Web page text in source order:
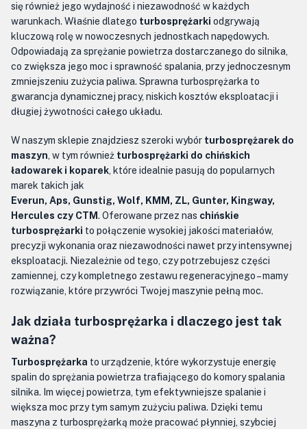
się również jego wydajność i niezawodność w każdych
warunkach. Właśnie dlatego turbosprężarki odgrywają
kluczową rolę w nowoczesnych jednostkach napędowych.
Odpowiadają za sprężanie powietrza dostarczanego do silnika,
co zwiększa jego moc i sprawność spalania, przy jednoczesnym
zmniejszeniu zużycia paliwa. Sprawna turbosprężarka to
gwarancja dynamicznej pracy, niskich kosztów eksploatacji i
długiej żywotności całego układu.
W naszym sklepie znajdziesz szeroki wybór turbosprężarek do
maszyn , w tym również turbosprężarki do chińskich
ładowarek i koparek , które idealnie pasują do popularnych
marek takich jak
Everun, Aps, Gunstig, Wolf, KMM, ZL, Gunter, Kingway,
Hercules czy CTM. Oferowane przez nas chińskie
turbosprężarki to połączenie wysokiej jakości materiałów,
precyzji wykonania oraz niezawodności nawet przy intensywnej
eksploatacji. Niezależnie od tego, czy potrzebujesz części
zamiennej, czy kompletnego zestawu regeneracyjnego – mamy
rozwiązanie, które przywróci Twojej maszynie pełną moc.
Jak działa turbosprężarka i dlaczego jest tak
ważna?
Turbosprężarka to urządzenie, które wykorzystuje energię
spalin do sprężania powietrza trafiającego do komory spalania
silnika. Im więcej powietrza, tym efektywniejsze spalanie i
większa moc przy tym samym zużyciu paliwa. Dzięki temu
maszyna z turbosprężarką może pracować płynniej, szybciej